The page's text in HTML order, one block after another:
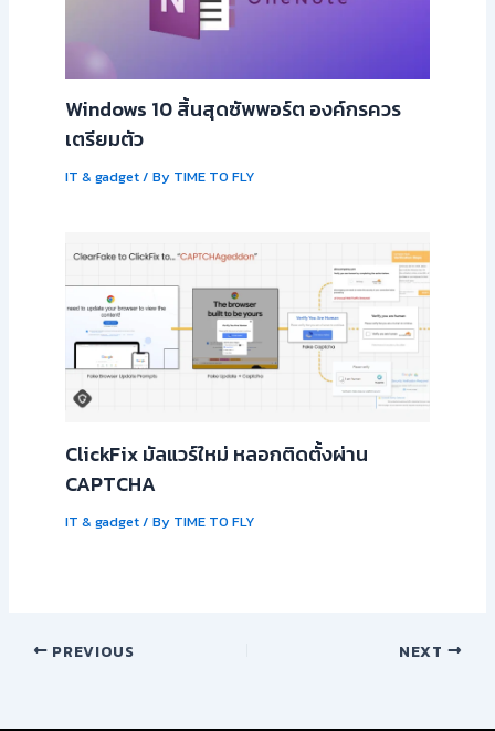
Windows 10 สิ้นสุดซัพพอร์ต องค์กรควร
เตรียมตัว
IT & gadget/ By TIME TO FLY
ClickFix มัลแวร์ใหม่ หลอกติดตั้งผ่าน
CAPTCHA
IT & gadget/ By TIME TO FLY
PREVIOUS NEXT